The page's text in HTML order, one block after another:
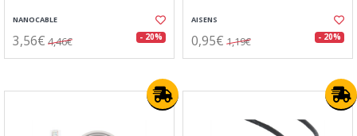
NANOCABLE
3,56€ 4,46€ - 20%
AISENS
0,95€ 1,19€ - 20%